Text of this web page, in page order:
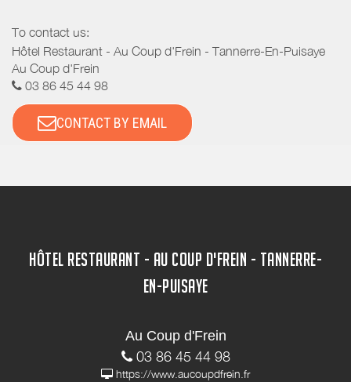
To contact us:
Hôtel Restaurant - Au Coup d'Frein - Tannerre-En-Puisaye
Au Coup d'Frein
03 86 45 44 98
CONTACT BY EMAIL
HÔTEL RESTAURANT - AU COUP D'FREIN - TANNERRE-
EN-PUISAYE
Au Coup d'Frein
03 86 45 44 98
https://www.aucoupdfrein.fr